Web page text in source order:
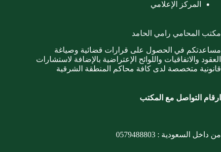
المركز الإعلامي
مكتب المحامي رامي الحامد
مساعدتكم في الحصول على قرارات قضائية وصياغة
العقود والاتفاقيات واللوائح الإعتراضية بالإضافة لاستشارات
قانونية متخصصة لدى كافة محاكم المنطقة الشرقية
ارقام التواصل مع المكتب
من داخل السعودية : 0579488803